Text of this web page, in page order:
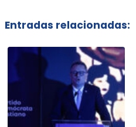
Entradas relacionadas: